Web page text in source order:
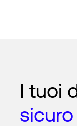
I tuoi
sicuro